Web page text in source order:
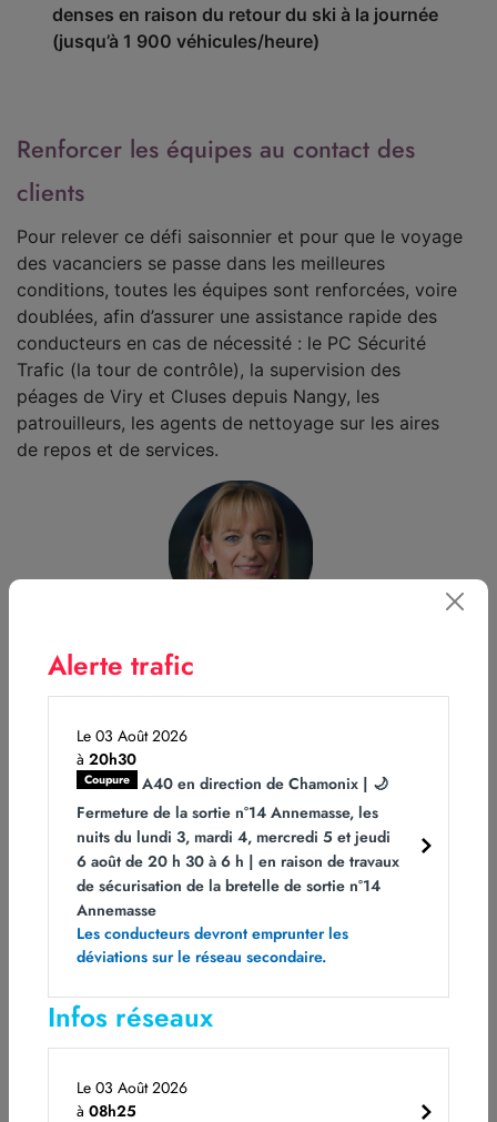
denses en raison du retour du ski à la journée
(jusqu’à 1 900 véhicules/heure)
Renforcer les équipes au contact des
clients
Pour relever ce défi saisonnier et pour que le voyage
des vacanciers se passe dans les meilleures
conditions, toutes les équipes sont renforcées, voire
doublées, afin d’assurer une assistance rapide des
conducteurs en cas de nécessité : le PC Sécurité
Trafic (la tour de contrôle), la supervision des
péages de Viry et Cluses depuis Nangy, les
patrouilleurs, les agents de nettoyage sur les aires
de repos et de services.
l’attente qui peut être constatée aux abords des
tunnels de l’A40 durant ces périodes de fort trafic :
nombreux tunnels, il peut arriver que ces derniers
soient fermés quelques minutes. Il s’agit d’une
mesure de régulation du trafic et de prévention :
nous ne laissons pas les véhicules à l’arrêt à
l’intérieur d’un tunnel. Aussi, lorsque le trafic est très
dense, nous faisons en sorte que les véhicules
ralentis attendent à l’extérieur, avant d’engager leur
traversée du tunnel, ou alors au niveau des barrières
de péage. »
mobilisées 24/7
Alerte trafic
Le 03 Août 2026
à 20h30
Coupure
A40 en direction de Chamonix | 🌙
Fermeture de la sortie n°14 Annemasse, les
nuits du lundi 3, mardi 4, mercredi 5 et jeudi
6 août de 20 h 30 à 6 h | en raison de travaux
de sécurisation de la bretelle de sortie n°14
Annemasse
Les conducteurs devront emprunter les
déviations sur le réseau secondaire.
Infos réseaux
Le 03 Août 2026
à 08h25